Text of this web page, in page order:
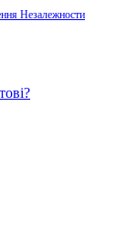
Незалежности